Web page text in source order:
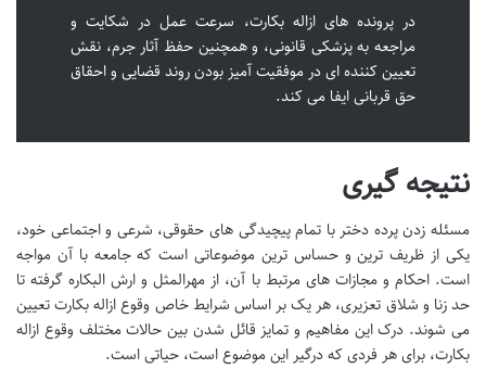
در پرونده های ازاله بکارت، سرعت عمل در شکایت و
مراجعه به پزشکی قانونی، و همچنین حفظ آثار جرم، نقش
تعیین کننده ای در موفقیت آمیز بودن روند قضایی و احقاق
حق قربانی ایفا می کند.
نتیجه گیری
مسئله زدن پرده دختر با تمام پیچیدگی های حقوقی، شرعی و اجتماعی خود،
یکی از ظریف ترین و حساس ترین موضوعاتی است که جامعه با آن مواجه
است. احکام و مجازات های مرتبط با آن، از مهرالمثل و ارش البکاره گرفته تا
حد زنا و شلاق تعزیری، هر یک بر اساس شرایط خاص وقوع ازاله بکارت تعیین
می شوند. درک این مفاهیم و تمایز قائل شدن بین حالات مختلف وقوع ازاله
بکارت، برای هر فردی که درگیر این موضوع است، حیاتی است.